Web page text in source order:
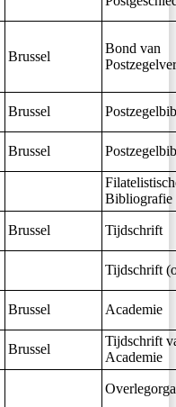
Brussel
Bond van
Brussel
Brussel
Bibliografie
Brussel Tijdschrift
Tijdschrift
Brussel Academie
Brussel
Tijdschrift
Academie